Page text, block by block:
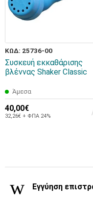
ΚΩΔ: 25736-00
Συσκευή εκκαθάρισης
βλέννας Shaker Classic
Άμεσα
40,00€
32,26€ + ΦΠΑ 24%
Εγγύηση